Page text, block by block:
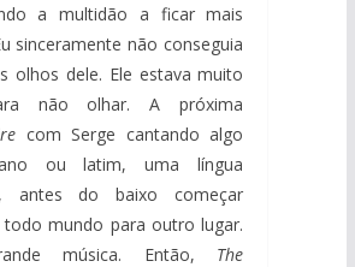
a multidão a ficar mais
sinceramente não conseguia
olhos dele. Ele estava muito
não olhar. A próxima
com Serge cantando algo
ou latim, uma língua
antes do baixo começar
todo mundo para outro lugar.
música. Então, The